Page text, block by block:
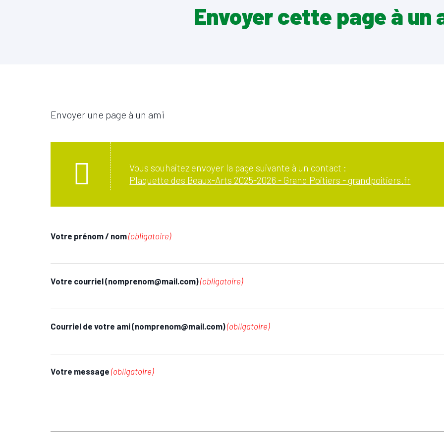
Envoyer cette page à un
Envoyer une page à un ami
Vous souhaitez envoyer la page suivante à un contact :
Plaquette des Beaux-Arts 2025-2026 - Grand Poitiers - grandpoitiers.fr
Votre prénom / nom(obligatoire)
Votre courriel (nomprenom@mail.com)(obligatoire)
Courriel de votre ami (nomprenom@mail.com)(obligatoire)
Votre message (obligatoire)